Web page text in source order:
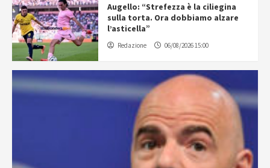
Augello: “Strefezza è la ciliegina
sulla torta. Ora dobbiamo alzare
l’asticella”
Redazione 06/08/2026 15:00